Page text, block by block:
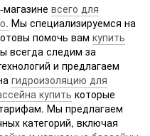
всего для
Мы специализируемся на
помочь вам купить
всегда следим за
и предлагаем
гидроизоляцию для
купить которые
Мы предлагаем
категорий, включая